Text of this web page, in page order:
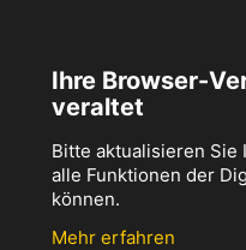
Ihre Browser-
veraltet
Bitte aktualisieren Sie
alle Funktionen der
können.
Mehr erfahren